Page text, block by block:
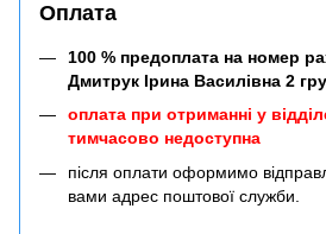
Оплата
100 % предоплата на номер
Дмитрук Ірина Василівна 2
оплата при отриманні у
тимчасово недоступна
після оплати оформимо
вами адрес поштової служби.